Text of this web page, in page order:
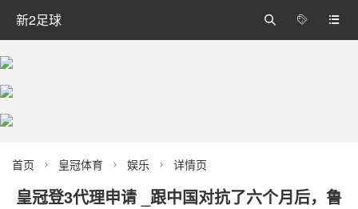
新2足球 


首页  皇冠体育  娱乐  详情页
皇冠登3代理申请 _跟中国对抗了六个月后，鲁